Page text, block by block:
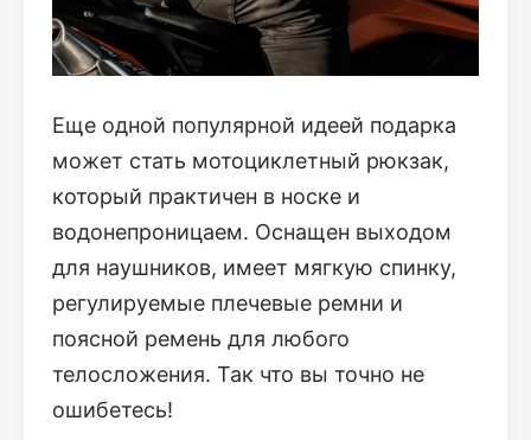
Еще одной популярной идеей подарка
может стать мотоциклетный рюкзак,
который практичен в носке и
водонепроницаем. Оснащен выходом
для наушников, имеет мягкую спинку,
регулируемые плечевые ремни и
поясной ремень для любого
телосложения. Так что вы точно не
ошибетесь!